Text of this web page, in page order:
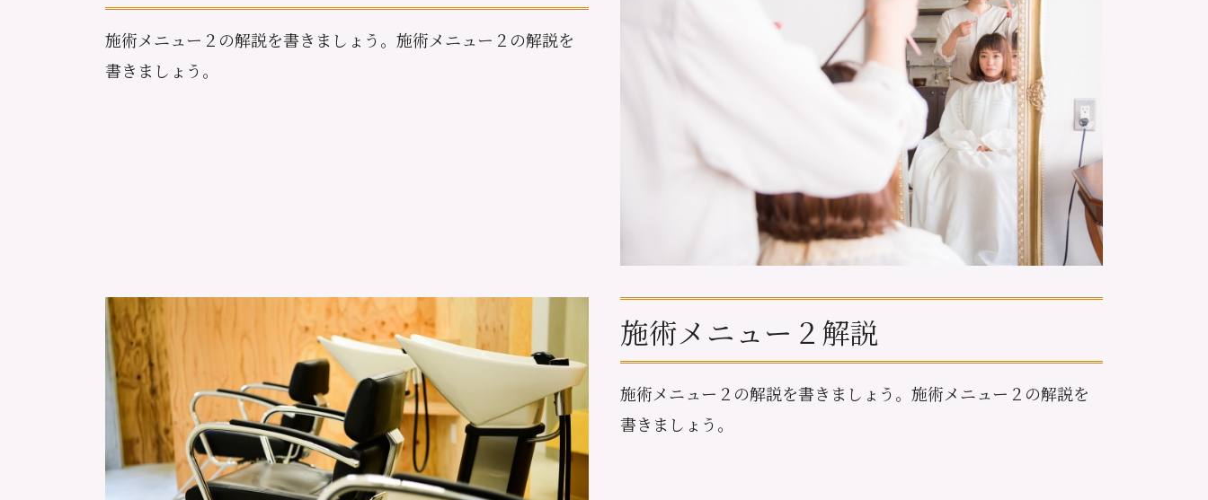
施術メニュー２の解説を書きましょう。施術メニュー２の解説を
書きましょう。
施術メニュー２解説
施術メニュー２の解説を書きましょう。施術メニュー２の解説を
書きましょう。